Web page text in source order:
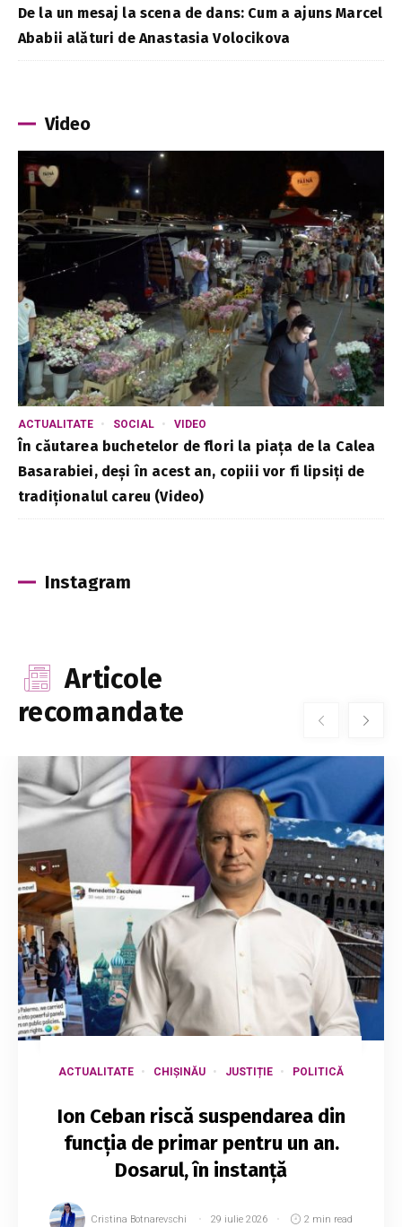
De la un mesaj la scena de dans: Cum a ajuns Marcel
Ababii alături de Anastasia Volocikova
Video
ACTUALITATE SOCIAL VIDEO
În căutarea buchetelor de flori la piața de la Calea
Basarabiei, deși în acest an, copiii vor fi lipsiți de
tradiționalul careu (Video)
Instagram
Articole
recomandate
ACTUALITATE CHIȘINĂU JUSTIȚIE POLITICĂ
Ion Ceban riscă suspendarea din
funcția de primar pentru un an.
Dosarul, în instanță
Cristina Botnarevschi 29 iulie 2026 2 min read